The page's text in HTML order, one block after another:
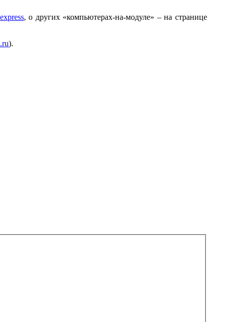
, о других «компьютерах-на-модуле» – на странице
).